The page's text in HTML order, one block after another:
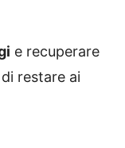
e recuperare
restare ai